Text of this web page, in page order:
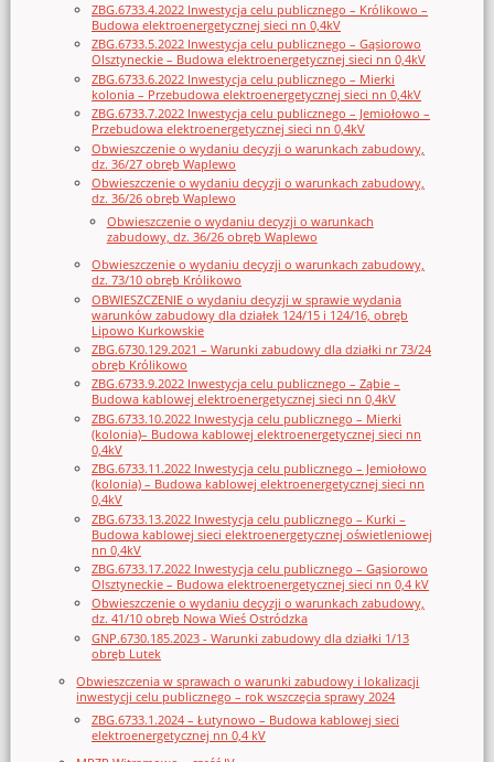
ZBG.6733.4.2022 Inwestycja celu publicznego – Królikowo –
Budowa elektroenergetycznej sieci nn 0,4kV
ZBG.6733.5.2022 Inwestycja celu publicznego – Gąsiorowo
Olsztyneckie – Budowa elektroenergetycznej sieci nn 0,4kV
ZBG.6733.6.2022 Inwestycja celu publicznego – Mierki
kolonia – Przebudowa elektroenergetycznej sieci nn 0,4kV
ZBG.6733.7.2022 Inwestycja celu publicznego – Jemiołowo –
Przebudowa elektroenergetycznej sieci nn 0,4kV
Obwieszczenie o wydaniu decyzji o warunkach zabudowy,
dz. 36/27 obręb Waplewo
Obwieszczenie o wydaniu decyzji o warunkach zabudowy,
dz. 36/26 obręb Waplewo
Obwieszczenie o wydaniu decyzji o warunkach
zabudowy, dz. 36/26 obręb Waplewo
Obwieszczenie o wydaniu decyzji o warunkach zabudowy,
dz. 73/10 obręb Królikowo
OBWIESZCZENIE o wydaniu decyzji w sprawie wydania
warunków zabudowy dla działek 124/15 i 124/16, obręb
Lipowo Kurkowskie
ZBG.6730.129.2021 – Warunki zabudowy dla działki nr 73/24
obręb Królikowo
ZBG.6733.9.2022 Inwestycja celu publicznego – Ząbie –
Budowa kablowej elektroenergetycznej sieci nn 0,4kV
ZBG.6733.10.2022 Inwestycja celu publicznego – Mierki
(kolonia)– Budowa kablowej elektroenergetycznej sieci nn
0,4kV
ZBG.6733.11.2022 Inwestycja celu publicznego – Jemiołowo
(kolonia) – Budowa kablowej elektroenergetycznej sieci nn
0,4kV
ZBG.6733.13.2022 Inwestycja celu publicznego – Kurki –
Budowa kablowej sieci elektroenergetycznej oświetleniowej
nn 0,4kV
ZBG.6733.17.2022 Inwestycja celu publicznego – Gąsiorowo
Olsztyneckie – Budowa elektroenergetycznej sieci nn 0,4 kV
Obwieszczenie o wydaniu decyzji o warunkach zabudowy,
dz. 41/10 obręb Nowa Wieś Ostródzka
GNP.6730.185.2023 - Warunki zabudowy dla działki 1/13
obręb Lutek
Obwieszczenia w sprawach o warunki zabudowy i lokalizacji
inwestycji celu publicznego – rok wszczęcia sprawy 2024
ZBG.6733.1.2024 – Łutynowo – Budowa kablowej sieci
elektroenergetycznej nn 0,4 kV